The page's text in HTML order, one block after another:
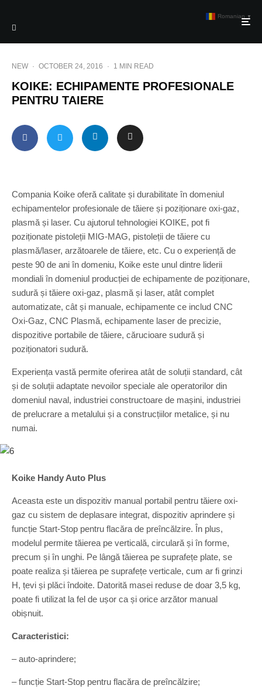
NEW · OCTOBER 24, 2016 · 1 MIN READ
KOIKE: ECHIPAMENTE PROFESIONALE
PENTRU TAIERE
Compania Koike oferă calitate și durabilitate în domeniul
echipamentelor profesionale de tăiere și poziționare oxi-gaz,
plasmă și laser. Cu ajutorul tehnologiei KOIKE, pot fi
poziționate pistoleții MIG-MAG, pistoleții de tăiere cu
plasmă/laser, arzătoarele de tăiere, etc. Cu o experiență de
peste 90 de ani în domeniu, Koike este unul dintre liderii
mondiali în domeniul producției de echipamente de poziționare,
sudură și tăiere oxi-gaz, plasmă și laser, atât complet
automatizate, cât și manuale, echipamente ce includ CNC
Oxi-Gaz, CNC Plasmă, echipamente laser de precizie,
dispozitive portabile de tăiere, cărucioare sudură și
poziționatori sudură.
Experiența vastă permite oferirea atât de soluții standard, cât
și de soluții adaptate nevoilor speciale ale operatorilor din
domeniul naval, industriei constructoare de mașini, industriei
de prelucrare a metalului și a construcțiilor metalice, și nu
numai.
Koike Handy Auto Plus
Aceasta este un dispozitiv manual portabil pentru tăiere oxi-
gaz cu sistem de deplasare integrat, dispozitiv aprindere și
funcție Start-Stop pentru flacăra de preîncălzire. În plus,
modelul permite tăierea pe verticală, circulară și în forme,
precum și în unghi. Pe lângă tăierea pe suprafețe plate, se
poate realiza și tăierea pe suprafețe verticale, cum ar fi grinzi
H, țevi și plăci îndoite. Datorită masei reduse de doar 3,5 kg,
poate fi utilizat la fel de ușor ca și orice arzător manual
obișnuit.
Caracteristici:
– auto-aprindere;
– funcție Start-Stop pentru flacăra de preîncălzire;
Romanian ▼